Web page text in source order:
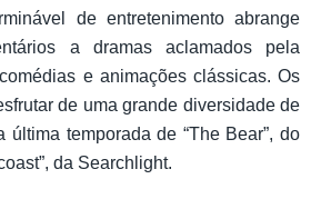
de entretenimento abrange
a dramas aclamados pela
e animações clássicas. Os
de uma grande diversidade de
última temporada de “The Bear”, do
da Searchlight.